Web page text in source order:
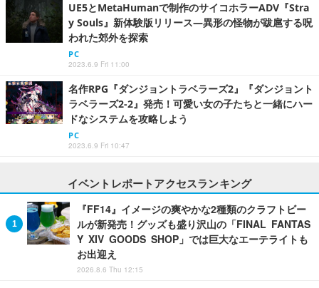
UE5とMetaHumanで制作のサイコホラーADV『Stra
y Souls』新体験版リリース―異形の怪物が跋扈する呪
われた郊外を探索
PC
2023.6.9 Fri 11:00
名作RPG『ダンジョントラベラーズ2』『ダンジョント
ラベラーズ2-2』発売！可愛い女の子たちと一緒にハー
ドなシステムを攻略しよう
PC
2023.6.9 Fri 10:47
イベントレポートアクセスランキング
『FF14』イメージの爽やかな2種類のクラフトビー
ルが新発売！グッズも盛り沢山の「FINAL FANTAS
Y XIV GOODS SHOP」では巨大なエーテライトも
お出迎え
2026.8.6 Thu 12:15